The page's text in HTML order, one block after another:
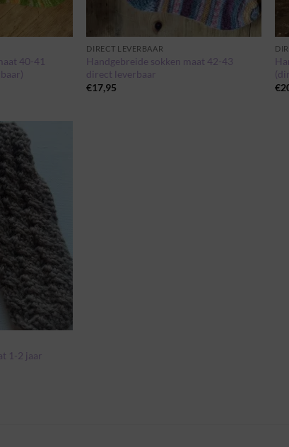
40-41
DIRECT LEVERBAAR
Handgebreide sokken maat 42-43
direct leverbaar
€17,95
€
Toevoegen
aan
wenslijst
1-2 jaar